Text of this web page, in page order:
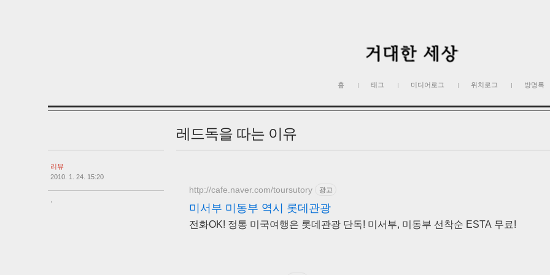
홈 태그 미디어로그 위치로그 방명록
리뷰
2010. 1. 24. 15:20
레드독을 따는 이유
http://cafe.naver.com/toursutory 광고
미서부 미동부 역시 롯데관광
전화OK! 정통 미국여행은 롯데관광 단독! 미서부, 미동부 선착순 ESTA 무료!